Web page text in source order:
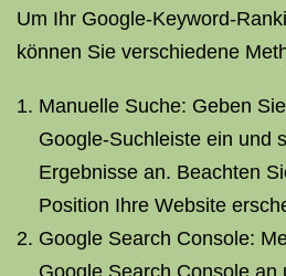
Um Ihr Google-Keyword-
können Sie verschiedene
Manuelle Suche: Geben
Google-Suchleiste ein und
Ergebnisse an. Beachten
Position Ihre Website
Google Search Console:
Google Search Console an